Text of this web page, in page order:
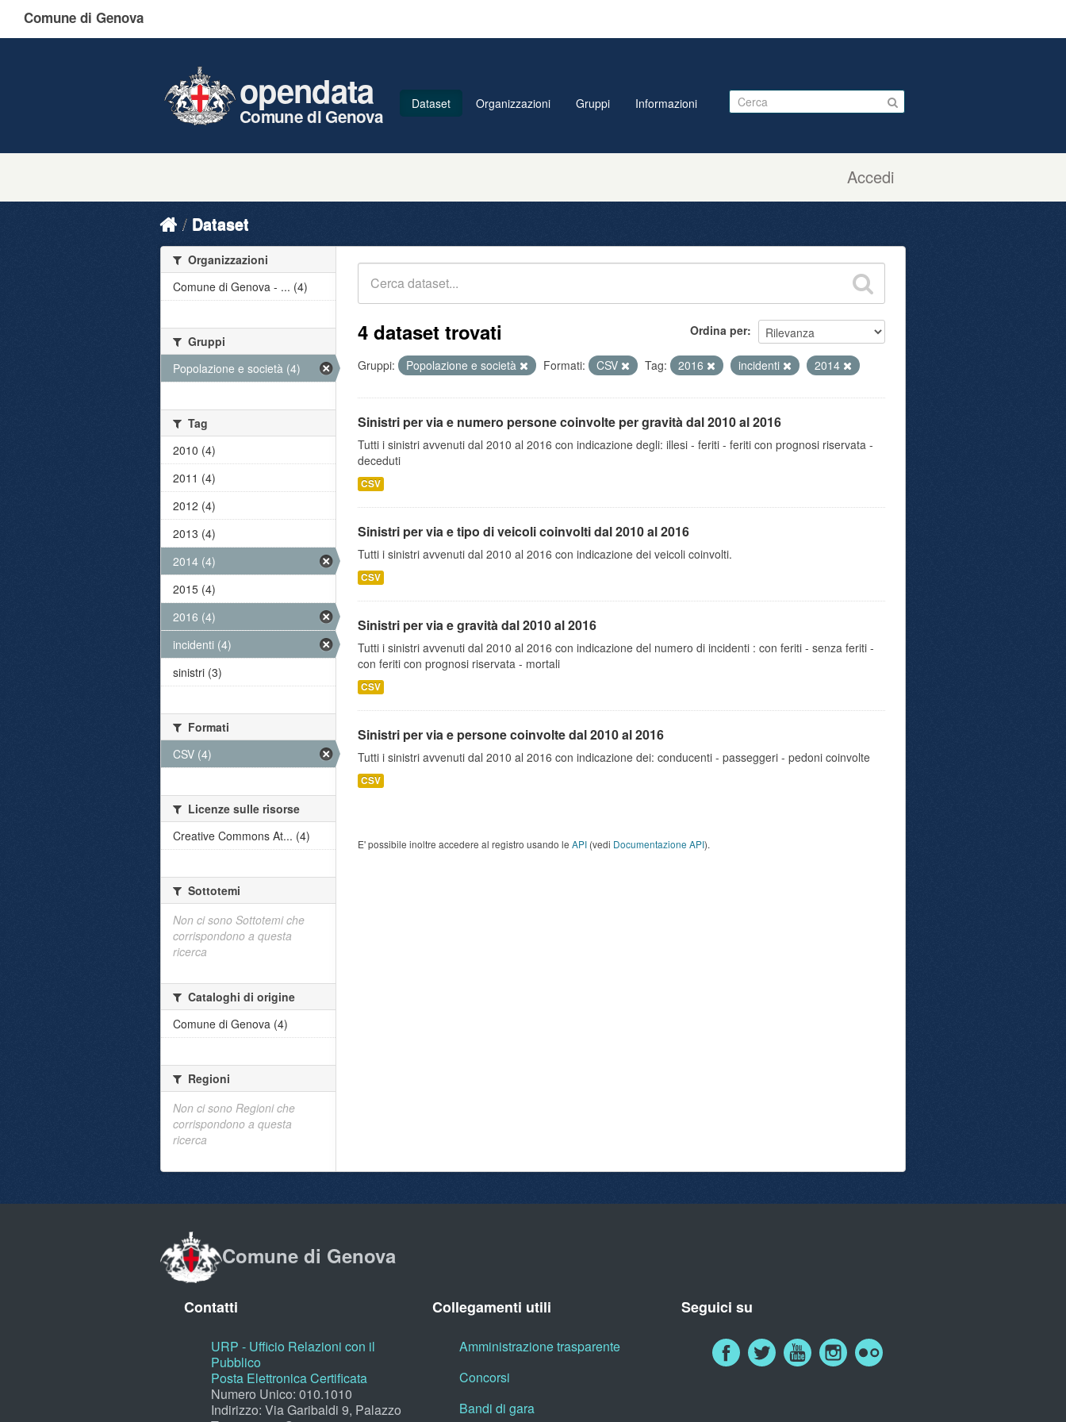
Comune di Genova
Accedi
opendata
Comune di Genova
Dataset Organizzazioni Gruppi Informazioni
Dataset
Ordina per
4 dataset trovati
Gruppi: Popolazione e società Formati: CSV Tag: 2016 incidenti 2014
Sinistri per via e numero persone coinvolte per gravità dal 2010 al 2016
Tutti i sinistri avvenuti dal 2010 al 2016 con indicazione degli: illesi - feriti - feriti con prognosi riservata -
deceduti
CSV
Sinistri per via e tipo di veicoli coinvolti dal 2010 al 2016
Tutti i sinistri avvenuti dal 2010 al 2016 con indicazione dei veicoli coinvolti.
CSV
Sinistri per via e gravità dal 2010 al 2016
Tutti i sinistri avvenuti dal 2010 al 2016 con indicazione del numero di incidenti : con feriti - senza feriti -
con feriti con prognosi riservata - mortali
CSV
Sinistri per via e persone coinvolte dal 2010 al 2016
Tutti i sinistri avvenuti dal 2010 al 2016 con indicazione dei: conducenti - passeggeri - pedoni coinvolte
CSV
E' possibile inoltre accedere al registro usando le API (vedi Documentazione API).
Organizzazioni
Comune di Genova - ... (4)
Gruppi
Popolazione e società (4)
Tag
2010 (4)
2011 (4)
2012 (4)
2013 (4)
2014 (4)
2015 (4)
2016 (4)
incidenti (4)
sinistri (3)
Formati
CSV (4)
Licenze sulle risorse
Creative Commons At... (4)
Sottotemi
Non ci sono Sottotemi che
corrispondono a questa
ricerca
Cataloghi di origine
Comune di Genova (4)
Regioni
Non ci sono Regioni che
corrispondono a questa
ricerca
Comune di Genova
Contatti
URP - Ufficio Relazioni con il
Pubblico
Posta Elettronica Certificata
Numero Unico: 010.1010
Indirizzo: Via Garibaldi 9, Palazzo
Collegamenti utili
Amministrazione trasparente
Concorsi
Bandi di gara
Seguici su